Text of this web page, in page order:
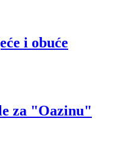
i obuće
za "Oazinu"